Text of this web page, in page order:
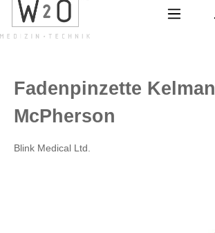
springen
Fadenpinzette Kelman
McPherson
Blink Medical Ltd.